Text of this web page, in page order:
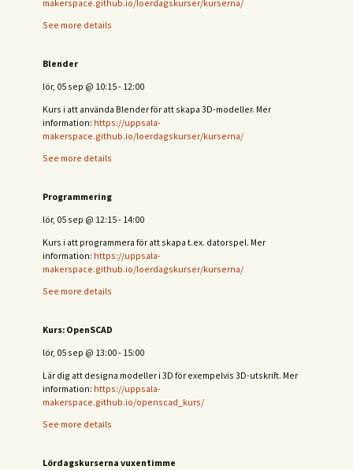
makerspace.github.io/loerdagskurser/kurserna/
See more details
Blender
lör, 05 sep @ 10:15- 12:00
Kurs i att använda Blender för att skapa 3D-modeller. Mer
information: https://uppsala-
makerspace.github.io/loerdagskurser/kurserna/
See more details
Programmering
lör, 05 sep @ 12:15- 14:00
Kurs i att programmera för att skapa t.ex. datorspel. Mer
information: https://uppsala-
makerspace.github.io/loerdagskurser/kurserna/
See more details
Kurs: OpenSCAD
lör, 05 sep @ 13:00- 15:00
Lär dig att designa modeller i 3D för exempelvis 3D-utskrift. Mer
information: https://uppsala-
makerspace.github.io/openscad_kurs/
See more details
Lördagskurserna vuxentimme